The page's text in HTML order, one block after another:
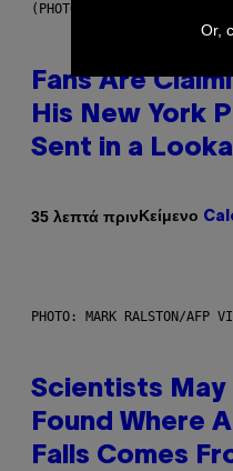
(PHOTO BY JASON KEMPIN/
Fans Are
His New York
Sent in a
35 λεπτά πρινΚείμενο
PHOTO: MARK RALSTON/AFP
Scientists May
Found Where
Falls Comes
Or,